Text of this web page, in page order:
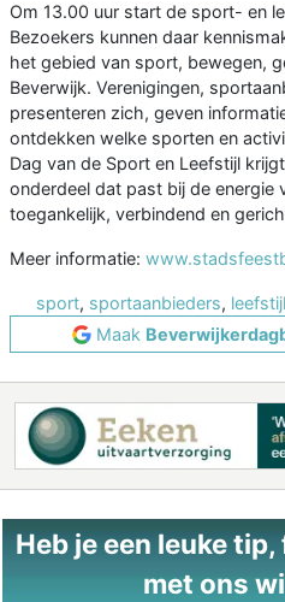
Om 13.00 uur start de sport- en
Bezoekers kunnen daar
het gebied van sport, bewegen,
Beverwijk. Verenigingen,
presenteren zich, geven
ontdekken welke sporten en
Dag van de Sport en Leefstijl
onderdeel dat past bij de energie
toegankelijk, verbindend en
Meer informatie:
sport, sportaanbieders, leefstijl
Maak
Heb je een leuke
met ons